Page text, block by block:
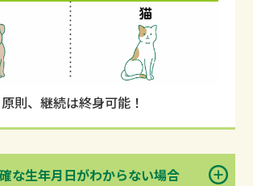
原則、継続は終身可能！
な生年月日がわからない場合